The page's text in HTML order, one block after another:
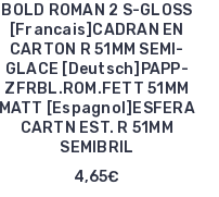
BOLD ROMAN 2 S-GLOSS
[Francais]CADRAN EN
CARTON R 51MM SEMI-
GLACE [Deutsch]PAPP-
ZFRBL.ROM.FETT 51MM
MATT [Espagnol]ESFERA
CARTN EST. R 51MM
SEMIBRIL
4,65€